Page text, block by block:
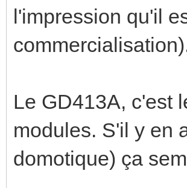
l'impression qu'il
Le GD413A, c'est
modules. S'il y en
domotique) ça